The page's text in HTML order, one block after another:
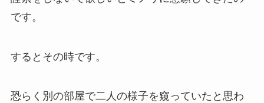
です。
するとその時です。
恐らく別の部屋で二人の様子を窺っていたと思わ